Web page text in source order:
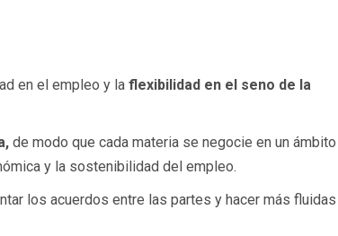
en el empleo y la flexibilidad en el seno de la
de modo que cada materia se negocie en un ámbito
y la sostenibilidad del empleo.
los acuerdos entre las partes y hacer más fluidas